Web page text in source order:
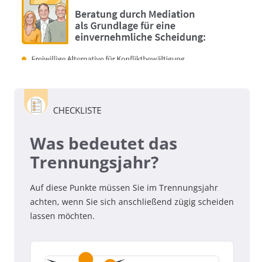
CHECKLISTE
Was bedeutet das
Trennungsjahr?
Auf diese Punkte müssen Sie im Trennungsjahr
achten, wenn Sie sich anschließend zügig scheiden
lassen möchten.